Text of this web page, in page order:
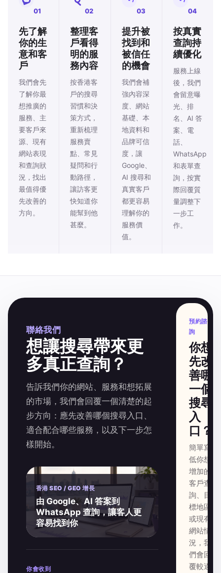
01
先了解
你的生
意和客
戶
我們會先
了解你最
想推廣的
服務、主
要客戶來
源、現有
網站表現
和查詢狀
況，找出
最值得優
先改善的
方向。
02
整理客
戶看得
明的服
務內容
按香港客
戶的搜尋
習慣和決
策方式，
重新梳理
服務賣
點、常見
疑問和行
動路徑，
讓訪客更
快知道你
能幫到他
甚麼。
03
提升被
找到和
被信任
的機會
我們會補
強內容深
度、網站
基礎、本
地資料和
品牌可信
度，讓
Google、
AI 搜尋和
真實客戶
都更容易
理解你的
服務價
值。
04
按真實
查詢持
續優化
服務上線
後，我們
會留意曝
光、排
名、AI 答
案、電
話、
WhatsApp
和表單查
詢，按實
際回覆質
量調整下
一步工
作。
聯絡我們
想讓搜尋帶來更
多真正查詢？
告訴我們你的網站、服務和想拓展
的市場，我們會回覆一個清楚的起
步方向：應先改善哪個搜尋入口、
適合配合哪些服務，以及下一步怎
樣開始。
香港 SEO / GEO 增長
由 Google、AI 答案到
WhatsApp 查詢，讓客人更
容易找到你
你會收到
預約諮
詢
你想
先改
善哪
一個
搜尋
入
口？
簡單寫
低你想
增加的
客戶查
詢、目
標地區
或現有
網站情
況，我
們會回
覆較適